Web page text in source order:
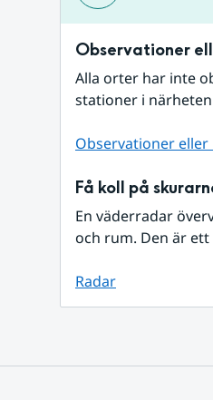
Observationer
Alla orter har inte
stationer i
Observationer
Få koll på
En väderradar
och rum. Den är
Radar